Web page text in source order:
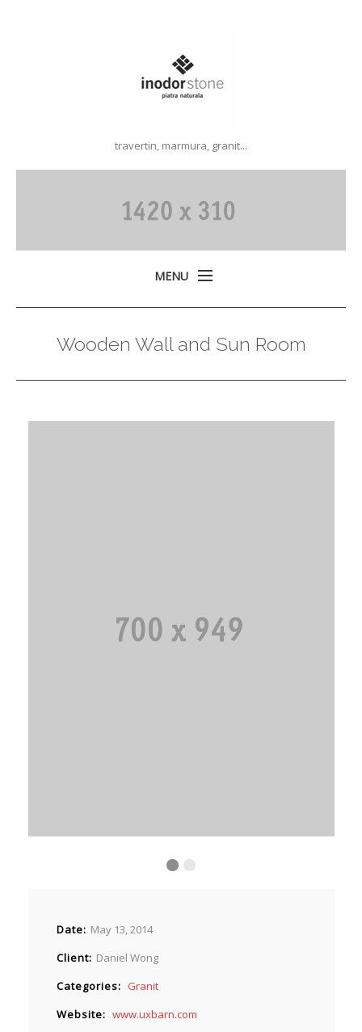
travertin, marmura, granit...
MENU
ProduseWooden Wall and Sun Room
Date
May 13, 2014
Client Daniel Wong
Categories
Granit
Website
www.uxbarn.com